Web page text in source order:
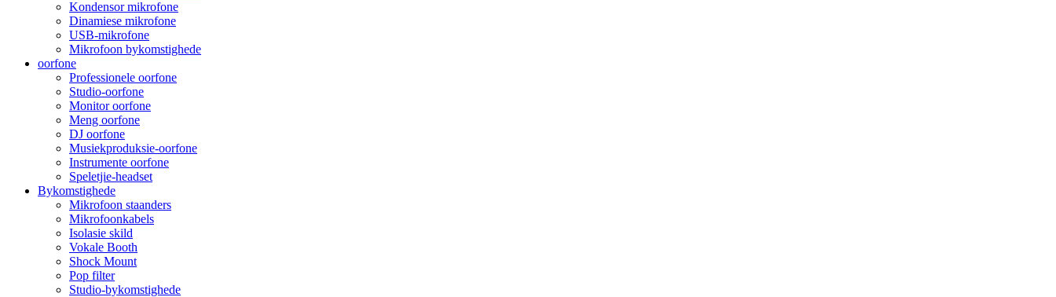
Kondensor mikrofone
Dinamiese mikrofone
USB-mikrofone
Mikrofoon bykomstighede
oorfone
Professionele oorfone
Studio-oorfone
Monitor oorfone
Meng oorfone
DJ oorfone
Musiekproduksie-oorfone
Instrumente oorfone
Speletjie-headset
Bykomstighede
Mikrofoon staanders
Mikrofoonkabels
Isolasie skild
Vokale Booth
Shock Mount
Pop filter
Studio-bykomstighede